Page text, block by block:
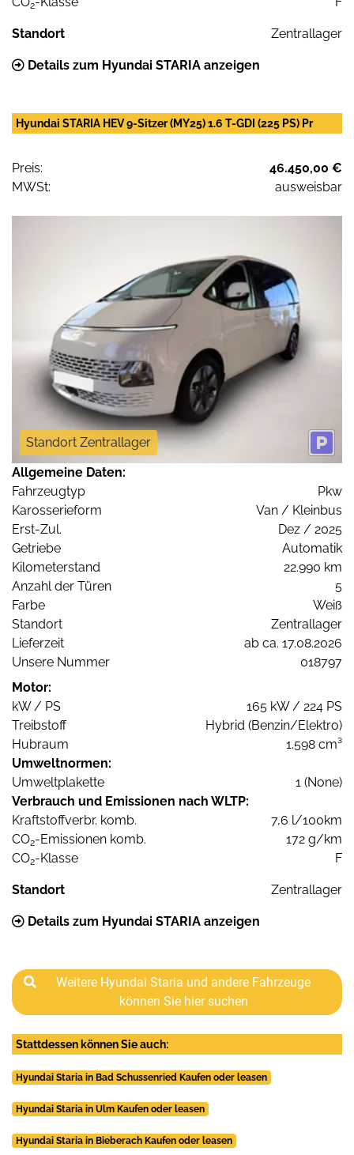
2
Standort Zentrallager
Details zum Hyundai STARIA anzeigen
Hyundai STARIA HEV 9-Sitzer (MY25) 1.6 T-GDI (225 PS) Pr
Preis:
46.450,00 €
MWSt:
ausweisbar
Standort Zentrallager
Allgemeine Daten:
Fahrzeugtyp
Pkw
Karosserieform
Van / Kleinbus
Erst-Zul.
Dez / 2025
Getriebe
Automatik
Kilometerstand
22.990 km
Anzahl der Türen
5
Farbe
Weiß
Standort
Zentrallager
Lieferzeit
ab ca. 17.08.2026
Unsere Nummer
018797
Motor:
kW / PS
165 kW / 224 PS
Treibstoff
Hybrid (Benzin/Elektro)
Hubraum
1.598 cm³
Umweltnormen:
Umweltplakette
1 (None)
Verbrauch und Emissionen nach WLTP:
Kraftstoffverbr. komb.
7,6 l/100km
CO2-Emissionen komb.
172 g/km
CO2-Klasse F
Standort Zentrallager
Details zum Hyundai STARIA anzeigen
Weitere Hyundai Staria und andere Fahrzeuge
können Sie hier suchen
Stattdessen können Sie auch:
Hyundai Staria in Bad Schussenried Kaufen oder leasen
Hyundai Staria in Ulm Kaufen oder leasen
Hyundai Staria in Bieberach Kaufen oder leasen